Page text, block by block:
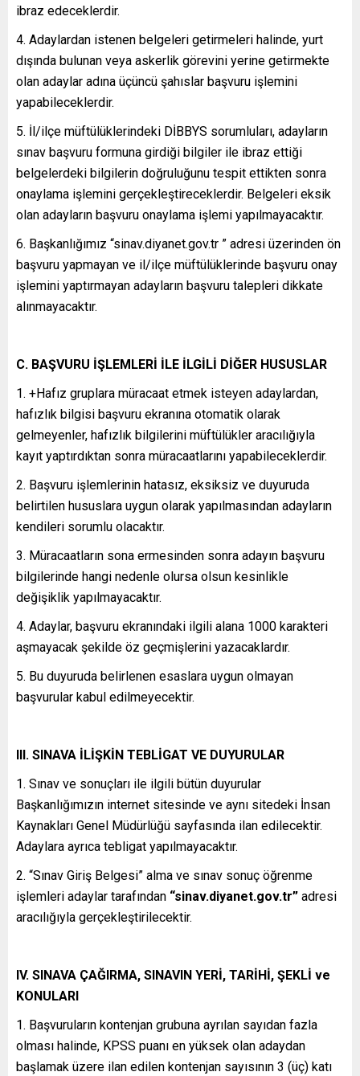
ibraz edeceklerdir.
4. Adaylardan istenen belgeleri getirmeleri halinde, yurt
dışında bulunan veya askerlik görevini yerine getirmekte
olan adaylar adına üçüncü şahıslar başvuru işlemini
yapabileceklerdir.
5. İl/ilçe müftülüklerindeki DİBBYS sorumluları, adayların
sınav başvuru formuna girdiği bilgiler ile ibraz ettiği
belgelerdeki bilgilerin doğruluğunu tespit ettikten sonra
onaylama işlemini gerçekleştireceklerdir. Belgeleri eksik
olan adayların başvuru onaylama işlemi yapılmayacaktır.
6. Başkanlığımız “sinav.diyanet.gov.tr ” adresi üzerinden ön
başvuru yapmayan ve il/ilçe müftülüklerinde başvuru onay
işlemini yaptırmayan adayların başvuru talepleri dikkate
alınmayacaktır.
C. BAŞVURU İŞLEMLERİ İLE İLGİLİ DİĞER HUSUSLAR
1. +Hafız gruplara müracaat etmek isteyen adaylardan,
hafızlık bilgisi başvuru ekranına otomatik olarak
gelmeyenler, hafızlık bilgilerini müftülükler aracılığıyla
kayıt yaptırdıktan sonra müracaatlarını yapabileceklerdir.
2. Başvuru işlemlerinin hatasız, eksiksiz ve duyuruda
belirtilen hususlara uygun olarak yapılmasından adayların
kendileri sorumlu olacaktır.
3. Müracaatların sona ermesinden sonra adayın başvuru
bilgilerinde hangi nedenle olursa olsun kesinlikle
değişiklik yapılmayacaktır.
4. Adaylar, başvuru ekranındaki ilgili alana 1000 karakteri
aşmayacak şekilde öz geçmişlerini yazacaklardır.
5. Bu duyuruda belirlenen esaslara uygun olmayan
başvurular kabul edilmeyecektir.
III. SINAVA İLİŞKİN TEBLİGAT VE DUYURULAR
1. Sınav ve sonuçları ile ilgili bütün duyurular
Başkanlığımızın internet sitesinde ve aynı sitedeki İnsan
Kaynakları Genel Müdürlüğü sayfasında ilan edilecektir.
Adaylara ayrıca tebligat yapılmayacaktır.
2. “Sınav Giriş Belgesi” alma ve sınav sonuç öğrenme
işlemleri adaylar tarafından “sinav.diyanet.gov.tr” adresi
aracılığıyla gerçekleştirilecektir.
IV. SINAVA ÇAĞIRMA, SINAVIN YERİ, TARİHİ, ŞEKLİ ve
KONULARI
1. Başvuruların kontenjan grubuna ayrılan sayıdan fazla
olması halinde, KPSS puanı en yüksek olan adaydan
başlamak üzere ilan edilen kontenjan sayısının 3 (üç) katı